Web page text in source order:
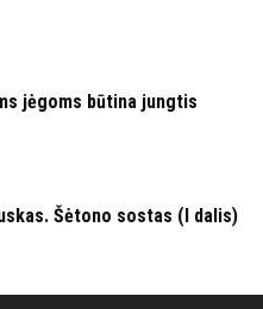
jėgoms būtina jungtis
Šėtono sostas (I dalis)